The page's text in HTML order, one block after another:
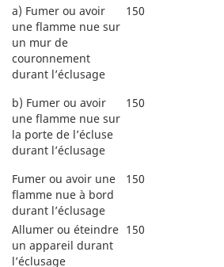
a) Fumer ou avoir
une flamme nue sur
un mur de
couronnement
durant l’éclusage
150
b) Fumer ou avoir
une flamme nue sur
la porte de l’écluse
durant l’éclusage
150
Fumer ou avoir une
flamme nue à bord
durant l’éclusage
150
Allumer ou éteindre
un appareil durant
l’éclusage
150